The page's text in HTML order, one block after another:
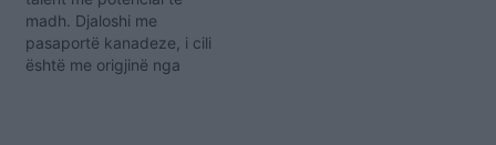
madh. Djaloshi me
pasaportë kanadeze, i cili
është me origjinë nga